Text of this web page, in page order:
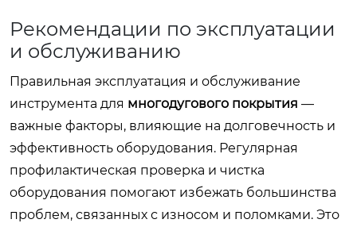
Рекомендации по эксплуатации
и обслуживанию
Правильная эксплуатация и обслуживание
инструмента для многодугового покрытия —
важные факторы, влияющие на долговечность и
эффективность оборудования. Регулярная
профилактическая проверка и чистка
оборудования помогают избежать большинства
проблем, связанных с износом и поломками. Это